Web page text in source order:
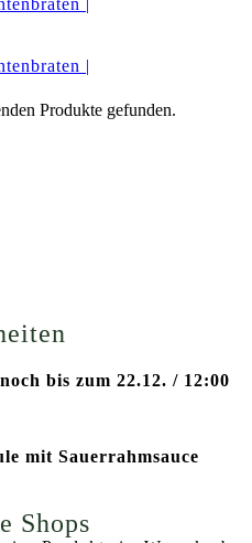
Produkte gefunden.
bis zum 22.12. / 12:00
mit Sauerrahmsauce
Shops